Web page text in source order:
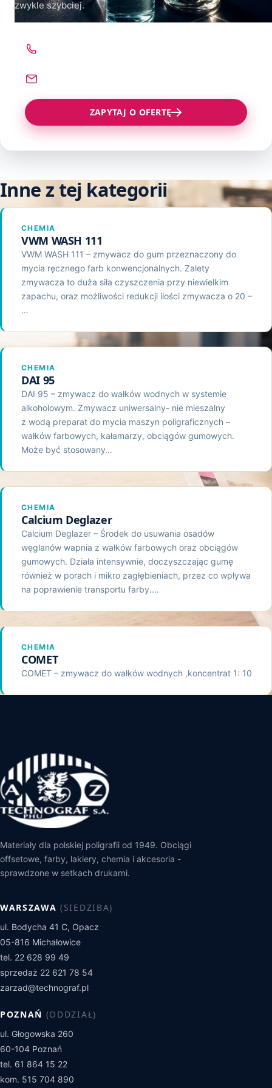
Proszki do Napylania Druku
Kleje Wysokotopliwe
Klej CR
Zszywacze, Zszywki
zwykle szybciej.
ZAPYTAJ O OFERTĘ
Inne z tej kategorii
CHEMIA
VWM WASH 111
VWM WASH 111 – zmywacz do gum przeznaczony do
mycia ręcznego farb konwencjonalnych. Zalety
zmywacza to duża siła czyszczenia przy niewielkim
zapachu, oraz możliwości redukcji ilości zmywacza o 20 –
…
CHEMIA
DAI 95
DAI 95 – zmywacz do wałków wodnych w systemie
alkoholowym. Zmywacz uniwersalny- nie mieszalny
z wodą preparat do mycia maszyn poligraficznych –
wałków farbowych, kałamarzy, obciągów gumowych.
Może być stosowany…
CHEMIA
Calcium Deglazer
Calcium Deglazer – Środek do usuwania osadów
węglanów wapnia z wałków farbowych oraz obciągów
gumowych. Działa intensywnie, doczyszczając gumę
również w porach i mikro zagłębieniach, przez co wpływa
na poprawienie transportu farby.…
CHEMIA
COMET
COMET – zmywacz do wałków wodnych ,koncentrat 1: 10
Materiały dla polskiej poligrafii od 1949. Obciągi
offsetowe, farby, lakiery, chemia i akcesoria -
sprawdzone w setkach drukarni.
WARSZAWA(SIEDZIBA)
ul. Bodycha 41 C, Opacz
05-816 Michałowice
tel. 22 628 99 49
sprzedaż 22 621 78 54
zarzad@technograf.pl
POZNAŃ (ODDZIAŁ)
ul. Głogowska 260
60-104 Poznań
tel. 61 864 15 22
kom. 515 704 890